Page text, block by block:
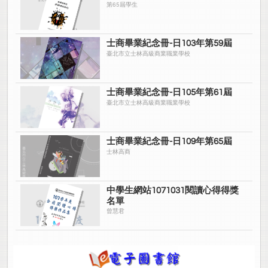
第65屆學生
士商畢業紀念冊-日103年第59屆
臺北市立士林高級商業職業學校
士商畢業紀念冊-日105年第61屆
臺北市立士林高級商業職業學校
士商畢業紀念冊-日109年第65屆
士林高商
中學生網站1071031閱讀心得得獎
名單
曾慧君